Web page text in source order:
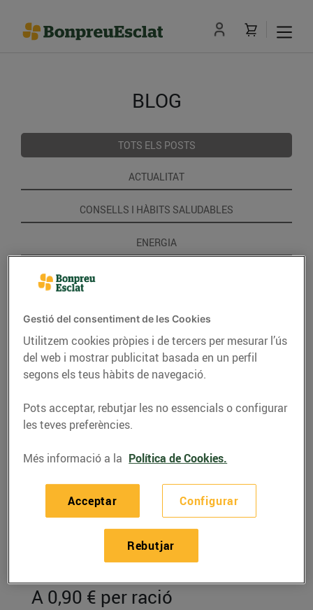
BLOG
TOTS ELS POSTS
ACTUALITAT
CONSELLS I HÀBITS SALUDABLES
ENERGIA
GASTRONOMIA I TRADICIONS
RECEPTES
Paté d'albergínies
escalivades
A 0,90 € per ració
Gestió del consentiment de les Cookies
Utilitzem cookies pròpies i de tercers per mesurar l’ús
del web i mostrar publicitat basada en un perfil
segons els teus hàbits de navegació.
Pots acceptar, rebutjar les no essencials o configurar
les teves preferències.
Més informació a la Política de Cookies.
Configurar
Rebutjar
Acceptar